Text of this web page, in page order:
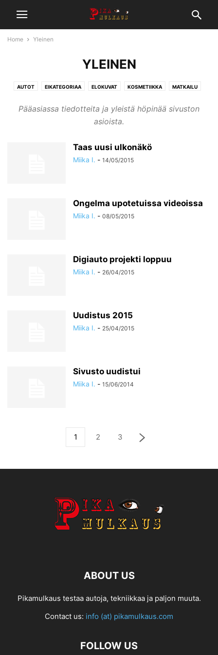
Home Yleinen
YLEINEN
AUTOT EIKATEGORIAA ELOKUVAT KOSMETIIKKA MATKAILU
ROAD TRIP RUOKA TEKNIIKKA URHEILU UUTISET VLOG
YLEINEN
Pääasiassa tiedotteita ja yleistä höpinää sivuston
asioista.
Taas uusi ulkonäkö
Miika I. - 14/05/2015
Ongelma upotetuissa videoissa
Miika I. - 08/05/2015
Digiauto projekti loppuu
Miika I. - 26/04/2015
Uudistus 2015
Miika I. - 25/04/2015
Sivusto uudistui
Miika I. - 15/06/2014
1 2 3
ABOUT US
Pikamulkaus testaa autoja, tekniikkaa ja paljon muuta.
Contact us: info (at) pikamulkaus.com
FOLLOW US